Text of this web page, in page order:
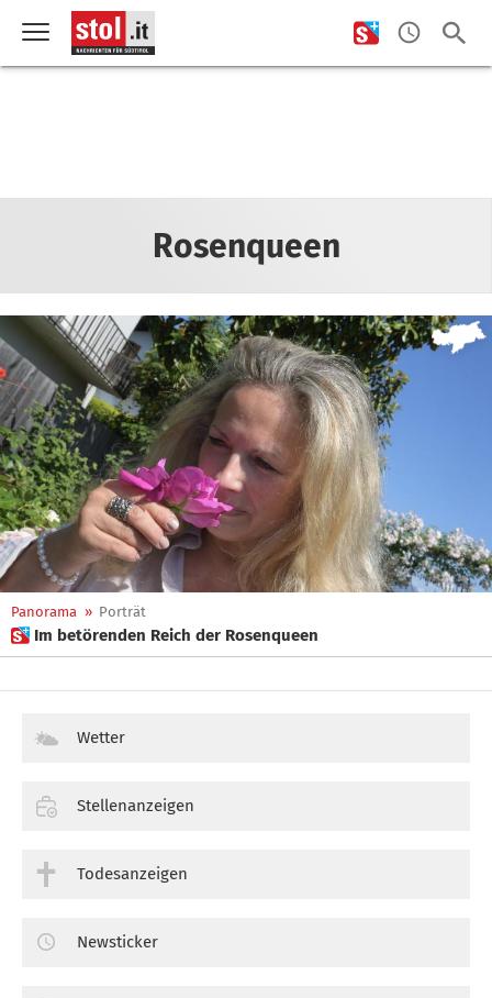
Rosenqueen
Panorama » Porträt
 Im betörenden Reich der Rosenqueen
Wetter
Stellenanzeigen
Todesanzeigen
Newsticker